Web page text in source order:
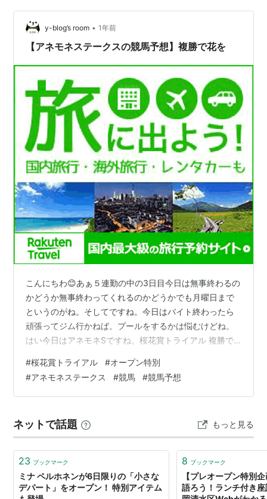
y-blog’s room • 1年前
【アネモネステークスの競馬予想】複勝で花を
こんにちわ😊あぁ５連勤の中の3日目今日は無事終わるの
かどうか無事終わってくれるのかどうかでも月曜日まで
というのがね。そしてですね。今日はバイト終わったら
頑張ってジム行かねば。プールをするかは悩むけどね。
はい今日はアネモネSですね。桜花賞トライアル 複勝で
#桜花賞トライアル #オープン特別
#アネモネステークス #競馬 #競馬予想
ネットで話題 もっと見る
23 ブックマーク
ミナ ペルホネンが6日限りの「小さな
デパート」をオープン！ 特別アイテム
8 ブックマーク
【プレオープン特別
語ろう！ランチ付き